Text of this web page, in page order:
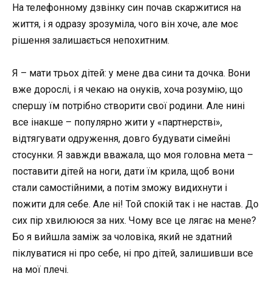
На телефонному дзвінку син почав скаржитися на
життя, і я одразу зрозуміла, чого він хоче, але моє
рішення залишається непохитним.
Я – мати трьох дітей: у мене два сини та дочка. Вони
вже дорослі, і я чекаю на онуків, хоча розумію, що
спершу їм потрібно створити свої родини. Але нині
все інакше – популярно жити у «партнерстві»,
відтягувати одруження, довго будувати сімейні
стосунки. Я завжди вважала, що моя головна мета –
поставити дітей на ноги, дати їм крила, щоб вони
стали самостійними, а потім зможу видихнути і
пожити для себе. Але ні! Той спокій так і не настав. До
сих пір хвилююся за них. Чому все це лягає на мене?
Бо я вийшла заміж за чоловіка, який не здатний
піклуватися ні про себе, ні про дітей, залишивши все
на мої плечі.